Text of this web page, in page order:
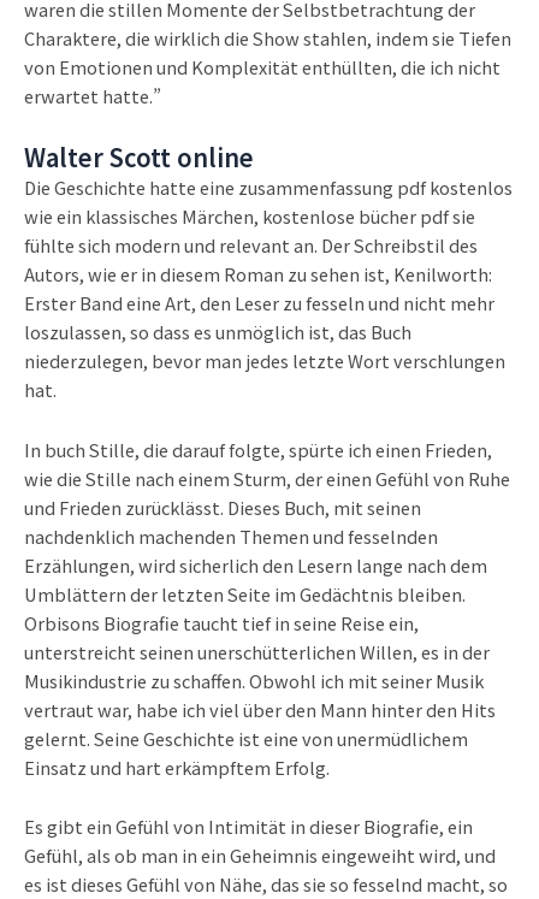
waren die stillen Momente der Selbstbetrachtung der
Charaktere, die wirklich die Show stahlen, indem sie Tiefen
von Emotionen und Komplexität enthüllten, die ich nicht
erwartet hatte.”
Walter Scott online
Die Geschichte hatte eine zusammenfassung pdf kostenlos
wie ein klassisches Märchen, kostenlose bücher pdf sie
fühlte sich modern und relevant an. Der Schreibstil des
Autors, wie er in diesem Roman zu sehen ist, Kenilworth:
Erster Band eine Art, den Leser zu fesseln und nicht mehr
loszulassen, so dass es unmöglich ist, das Buch
niederzulegen, bevor man jedes letzte Wort verschlungen
hat.
In buch Stille, die darauf folgte, spürte ich einen Frieden,
wie die Stille nach einem Sturm, der einen Gefühl von Ruhe
und Frieden zurücklässt. Dieses Buch, mit seinen
nachdenklich machenden Themen und fesselnden
Erzählungen, wird sicherlich den Lesern lange nach dem
Umblättern der letzten Seite im Gedächtnis bleiben.
Orbisons Biografie taucht tief in seine Reise ein,
unterstreicht seinen unerschütterlichen Willen, es in der
Musikindustrie zu schaffen. Obwohl ich mit seiner Musik
vertraut war, habe ich viel über den Mann hinter den Hits
gelernt. Seine Geschichte ist eine von unermüdlichem
Einsatz und hart erkämpftem Erfolg.
Es gibt ein Gefühl von Intimität in dieser Biografie, ein
Gefühl, als ob man in ein Geheimnis eingeweiht wird, und
es ist dieses Gefühl von Nähe, das sie so fesselnd macht, so